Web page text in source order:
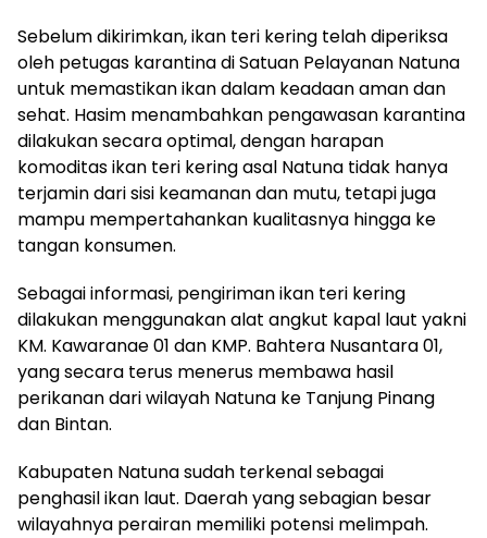
Sebelum dikirimkan, ikan teri kering telah diperiksa
oleh petugas karantina di Satuan Pelayanan Natuna
untuk memastikan ikan dalam keadaan aman dan
sehat. Hasim menambahkan pengawasan karantina
dilakukan secara optimal, dengan harapan
komoditas ikan teri kering asal Natuna tidak hanya
terjamin dari sisi keamanan dan mutu, tetapi juga
mampu mempertahankan kualitasnya hingga ke
tangan konsumen.
Sebagai informasi, pengiriman ikan teri kering
dilakukan menggunakan alat angkut kapal laut yakni
KM. Kawaranae 01 dan KMP. Bahtera Nusantara 01,
yang secara terus menerus membawa hasil
perikanan dari wilayah Natuna ke Tanjung Pinang
dan Bintan.
Kabupaten Natuna sudah terkenal sebagai
penghasil ikan laut. Daerah yang sebagian besar
wilayahnya perairan memiliki potensi melimpah.